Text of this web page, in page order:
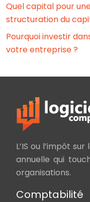
Quel capital pour
structuration du
Pourquoi investir
votre entreprise ?
L’IS ou l’impôt
annuelle qui
organisations.
Comptabilité